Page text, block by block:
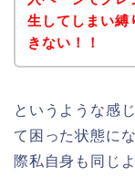
生してしまい
きない！！
というような感
て困った状態に
際私自身も同じ